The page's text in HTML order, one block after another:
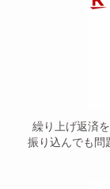
繰り上げ返済
振り込んでも問